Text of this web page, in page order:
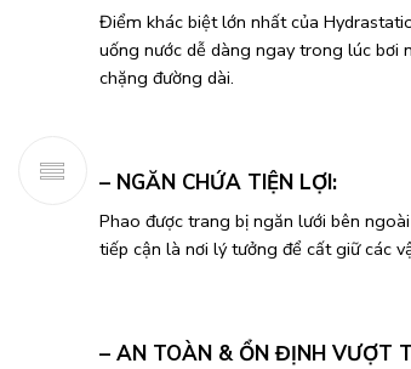
Điểm khác biệt lớn nhất của
uống nước dễ dàng ngay trong lúc bơi
chặng đường dài.
– NGĂN CHỨA TIỆN LỢI:
Phao được trang bị ngăn lưới bên
tiếp cận là nơi lý tưởng để cất giữ các
– AN TOÀN & ỔN ĐỊNH VƯỢT